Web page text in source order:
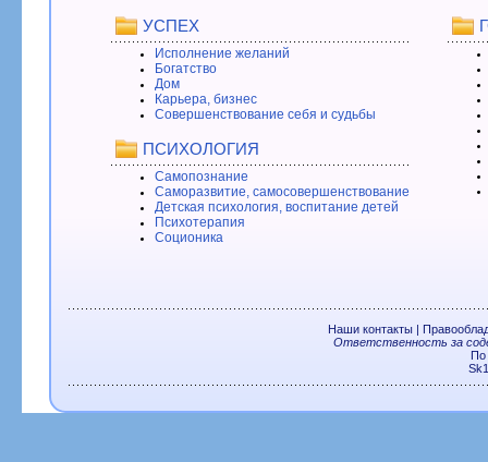
УСПЕХ
Исполнение желаний
Богатство
Дом
Карьера, бизнес
Совершенствование себя и судьбы
ПСИХОЛОГИЯ
Самопознание
Саморазвитие, самосовершенствование
Детская психология, воспитание детей
Психотерапия
Соционика
Наши контакты|
Ответственность за
По